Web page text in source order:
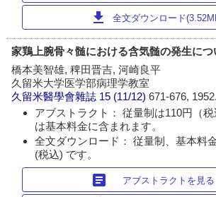
download 全文ダウンロード
家鶏上腕骨々髄における含気髄の発生につ
橋本美智雄, 稗田晋吉, 河崎良平
久留米大学医学部病理学教室
久留米醫學會雜誌 15 (11/12)671-676, 1952.
アブストラクト： 従量制は110円（
は基本料金に含まれます。
全文ダウンロード： 従量制、基本料
(税込) です。
article アブストラクトを見る